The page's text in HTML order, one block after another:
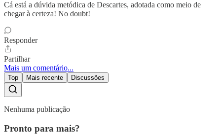
Cá está a dúvida metódica de Descartes, adotada como meio de
chegar à certeza! No doubt!
Responder
Partilhar
Mais um comentário...
Top Mais recente Discussões
Nenhuma publicação
Pronto para mais?